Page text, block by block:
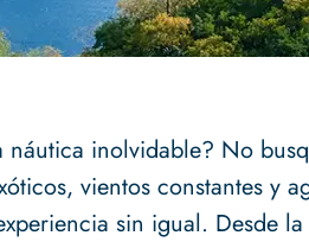
náutica inolvidable? No
vientos constantes y
sin igual. Desde